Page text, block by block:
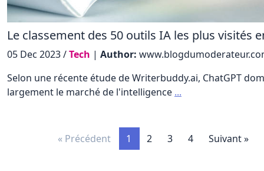
Le classement des 50 outils IA les plus visités
05 Dec 2023 /Tech | Author:
Selon une récente étude de Writerbuddy.ai, ChatGPT
largement le marché de l'intelligence ...
« Précédent 1 2 3 4 Suivant »